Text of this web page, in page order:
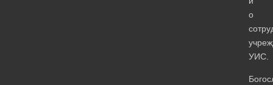
о
УИС.